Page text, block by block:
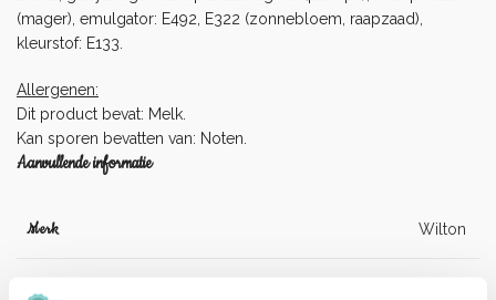
(mager), emulgator: E492, E322 (zonnebloem, raapzaad),
kleurstof: E133.
Allergenen:
Dit product bevat: Melk.
Kan sporen bevatten van: Noten.
Aanvullende informatie
Merk Wilton